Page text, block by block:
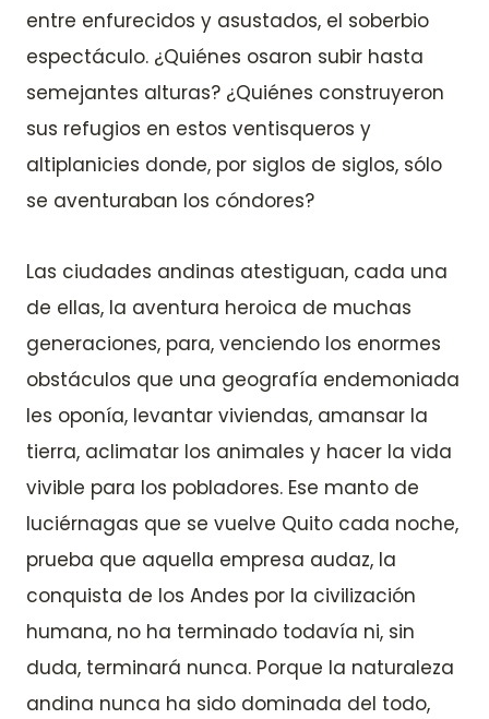
entre enfurecidos y asustados, el soberbio
espectáculo. ¿Quiénes osaron subir hasta
semejantes alturas? ¿Quiénes construyeron
sus refugios en estos ventisqueros y
altiplanicies donde, por siglos de siglos, sólo
se aventuraban los cóndores?
Las ciudades andinas atestiguan, cada una
de ellas, la aventura heroica de muchas
generaciones, para, venciendo los enormes
obstáculos que una geografía endemoniada
les oponía, levantar viviendas, amansar la
tierra, aclimatar los animales y hacer la vida
vivible para los pobladores. Ese manto de
luciérnagas que se vuelve Quito cada noche,
prueba que aquella empresa audaz, la
conquista de los Andes por la civilización
humana, no ha terminado todavía ni, sin
duda, terminará nunca. Porque la naturaleza
andina nunca ha sido dominada del todo,